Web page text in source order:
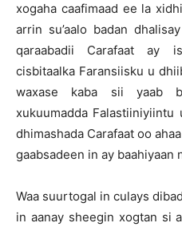
xogaha caafimaad ee la
arrin su’aalo badan
qaraabadii Carafaat ay
cisbitaalka Faransiisku u
waxase kaba sii yaab
xukuumadda Falastiiniyiintu
dhimashada Carafaat oo
gaabsadeen in ay baahiyaan
Waa suurtogal in culays
in aanay sheegin xogtan si